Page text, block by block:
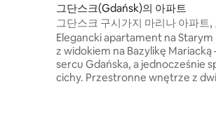
그단스크(Gdańsk)의 아파트
그단스크 구시가지 마리나 아파트,
바강까지 2분
Elegancki apartament na Starym
z widokiem na Bazylikę
sercu Gdańska, a jednocześnie
cichy. Przestronne wnętrze z dwiema